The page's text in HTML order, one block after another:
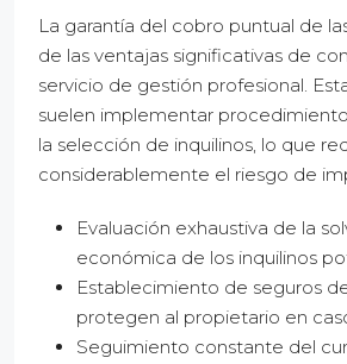
La garantía del cobro puntual de
de las ventajas significativas de
servicio de gestión profesional.
suelen implementar
la selección de inquilinos, lo que
considerablemente el riesgo de
Evaluación exhaustiva de la
económica de los inquilinos
Establecimiento de seguros
protegen al propietario en
Seguimiento constante del